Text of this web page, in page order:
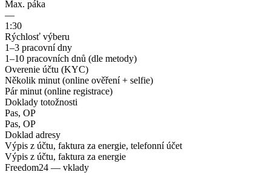
Max. páka
—
1:30
Rýchlosť výberu
1–3 pracovní dny
1–10 pracovních dnů (dle metody)
Overenie účtu (KYC)
Několik minut (online ověření + selfie)
Pár minut (online registrace)
Doklady totožnosti
Pas, OP
Pas, OP
Doklad adresy
Výpis z účtu, faktura za energie, telefonní účet
Výpis z účtu, faktura za energie
Freedom24 — vklady